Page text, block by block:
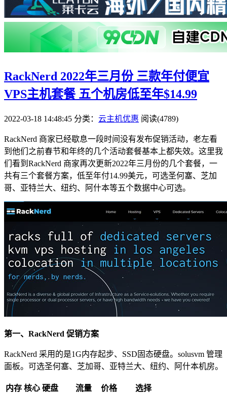
RackNerd 2022年三月份 三款年付便宜
VPS主机套餐 五个机房低至年$14.99
2022-03-18 14:48:45 分类： 云主机优惠 阅读(4789)
RackNerd 商家已经歇息一段时间没有发布促销活动，老左看
到他们之前春节和年终的几个活动套餐基本上都失效。这里我
们看到RackNerd 商家再次更新2022年三月份的几个套餐，一
共有三个套餐方案，低至年付14.99美元，可选圣何塞、芝加
哥、亚特兰大、纽约、阿什本等五个数据中心可选。
第一、RackNerd 促销方案
RackNerd 采用的是1G内存起步、SSD固态硬盘。solusvm 管理
面板。可选圣何塞、芝加哥、亚特兰大、纽约、阿什本机房。
内存 核心 硬盘 流量 价格
选择